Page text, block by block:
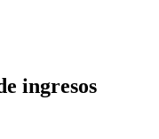
ingresos